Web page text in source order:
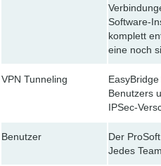
Software-
komplett
eine noch
VPN Tunneling
Benutzers
IPSec-
Benutzer
Der
Jedes